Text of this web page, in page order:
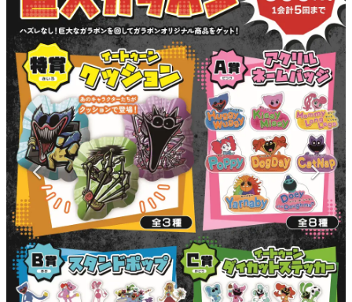
カテゴリ
特集記事
マンガ
女性向け
アプリレビュー
その他
電ファミニコゲーマーとは？
運営：株式会社マレ